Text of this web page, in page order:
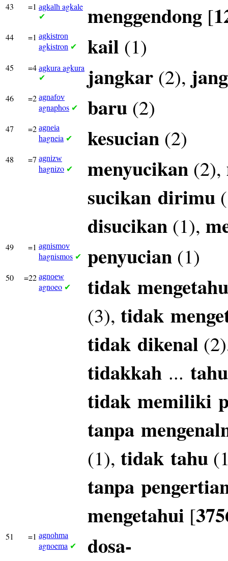
43 =1 agkalh agkale
✔ menggendong [
44 =1 agkistron
agkistron ✔ kail (1)
45 =4 agkura agkura
✔ jangkar (2),
46 =2 agnafov
agnaphos ✔ baru (2)
47 =2 agneia
hagneia ✔ kesucian (2)
48 =7 agnizw
hagnizo ✔ menyucikan (2),
sucikan dirimu
disucikan (1),
49 =1 agnismov
hagnismos ✔ penyucian (1)
50 =22 agnoew
agnoeo ✔ tidak
(3), tidak
tidak dikenal
tidakkah ... tahu
tidak memiliki
tanpa
(1), tidak tahu
tanpa
mengetahui [
51 =1 agnohma
agnoema ✔
dosa-